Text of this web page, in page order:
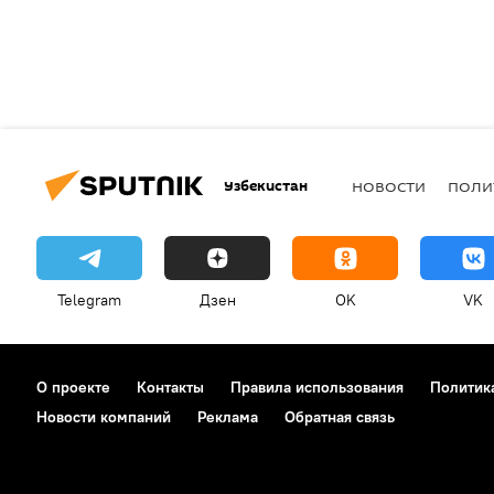
Узбекистан НОВОСТИ
Telegram Дзен OK VK
О проекте Контакты Правила использования
Новости компаний
Реклама Обратная связь